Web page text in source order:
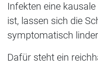
Infekten eine
ist, lassen sich die
symptomatisch
Dafür steht ein